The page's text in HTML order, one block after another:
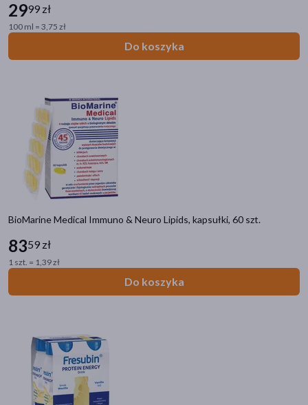
2999 zł
100 ml = 3,75 zł
Do koszyka
BioMarine Medical Immuno & Neuro Lipids, kapsułki, 60 szt.
8359 zł
1 szt. = 1,39 zł
Do koszyka